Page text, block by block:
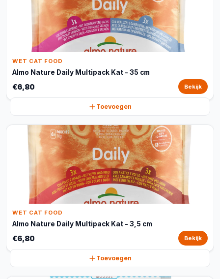
WET CAT FOOD
Almo Nature Daily Multipack Kat - 35 cm
€6,80 Bekijk
Toevoegen
WET CAT FOOD
Almo Nature Daily Multipack Kat - 3,5 cm
€6,80 Bekijk
Toevoegen